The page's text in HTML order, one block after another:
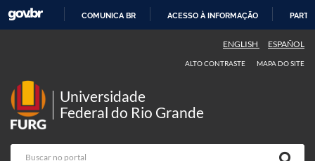
COMUNICA BR ACESSO À INFORMAÇÃO
ENGLISH ESPAÑOL
ALTO CONTRASTE MAPA DO SITE
Universidade
Federal do Rio Grande